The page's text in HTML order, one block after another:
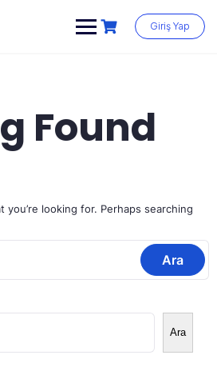
Giriş Yap
Found
you’re looking for. Perhaps searching
Ara